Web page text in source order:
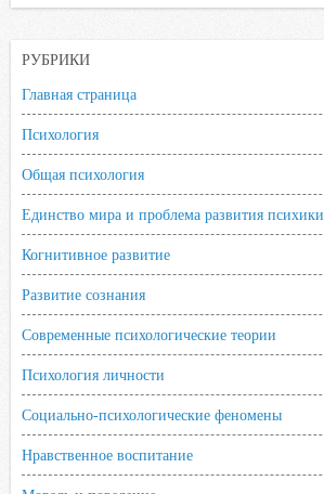
РУБРИКИ
Главная страница
Психология
Общая психология
Единство мира и проблема развития психики
Когнитивное развитие
Развитие сознания
Современные психологические теории
Психология личности
Социально-психологические феномены
Нравственное воспитание